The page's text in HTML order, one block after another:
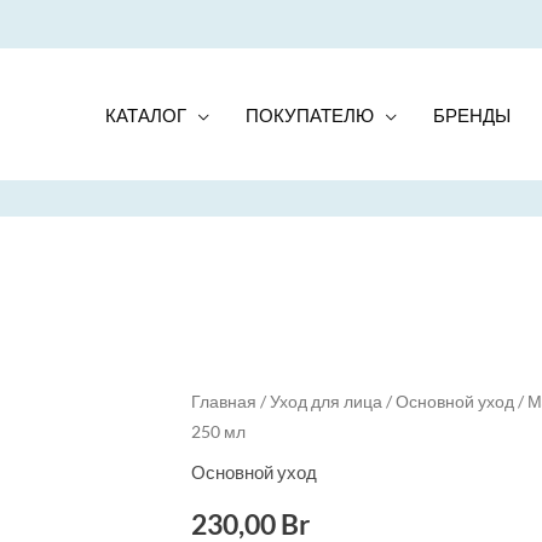
КАТАЛОГ ПОКУПАТЕЛЮ БРЕНДЫ
Главная /Уход для лица /Основной уход /
250 мл
Основной уход
230,00Br